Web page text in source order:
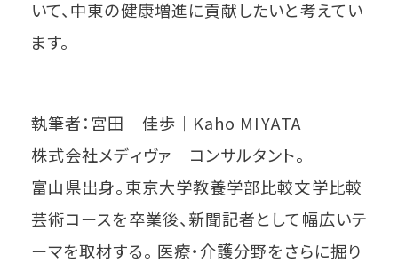
いて、中東の健康増進に貢献したいと考えてい
ます。
執筆者：宮田 佳歩│Kaho MIYATA
株式会社メディヴァ コンサルタント。
富山県出身。東京大学教養学部比較文学比較
芸術コースを卒業後、新聞記者として幅広いテ
ーマを取材する。 医療・介護分野をさらに掘り